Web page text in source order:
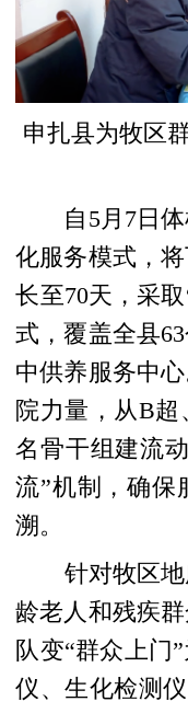
申扎县为牧区
自5月7日
化服务模式，
长至70天，采
式，覆盖全县
中供养服务中
院力量，从B
名骨干组建流
流”机制，确保
溯。
针对牧区
龄老人和残疾
队变“群众上门
仪、生化检测